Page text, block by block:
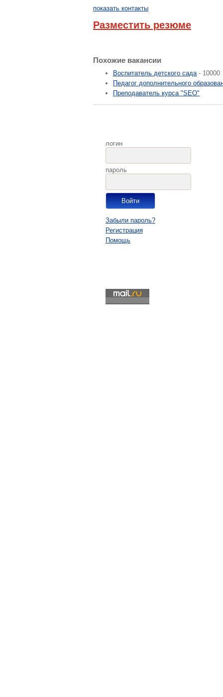
показать контакты
Разместить резюме
Похожие вакансии
Воспитатель детского сада- 10000
Педагог дополнительного
Преподаватель курса "SEO"
логин
пароль
Забыли пароль?
Регистрация
Помощь